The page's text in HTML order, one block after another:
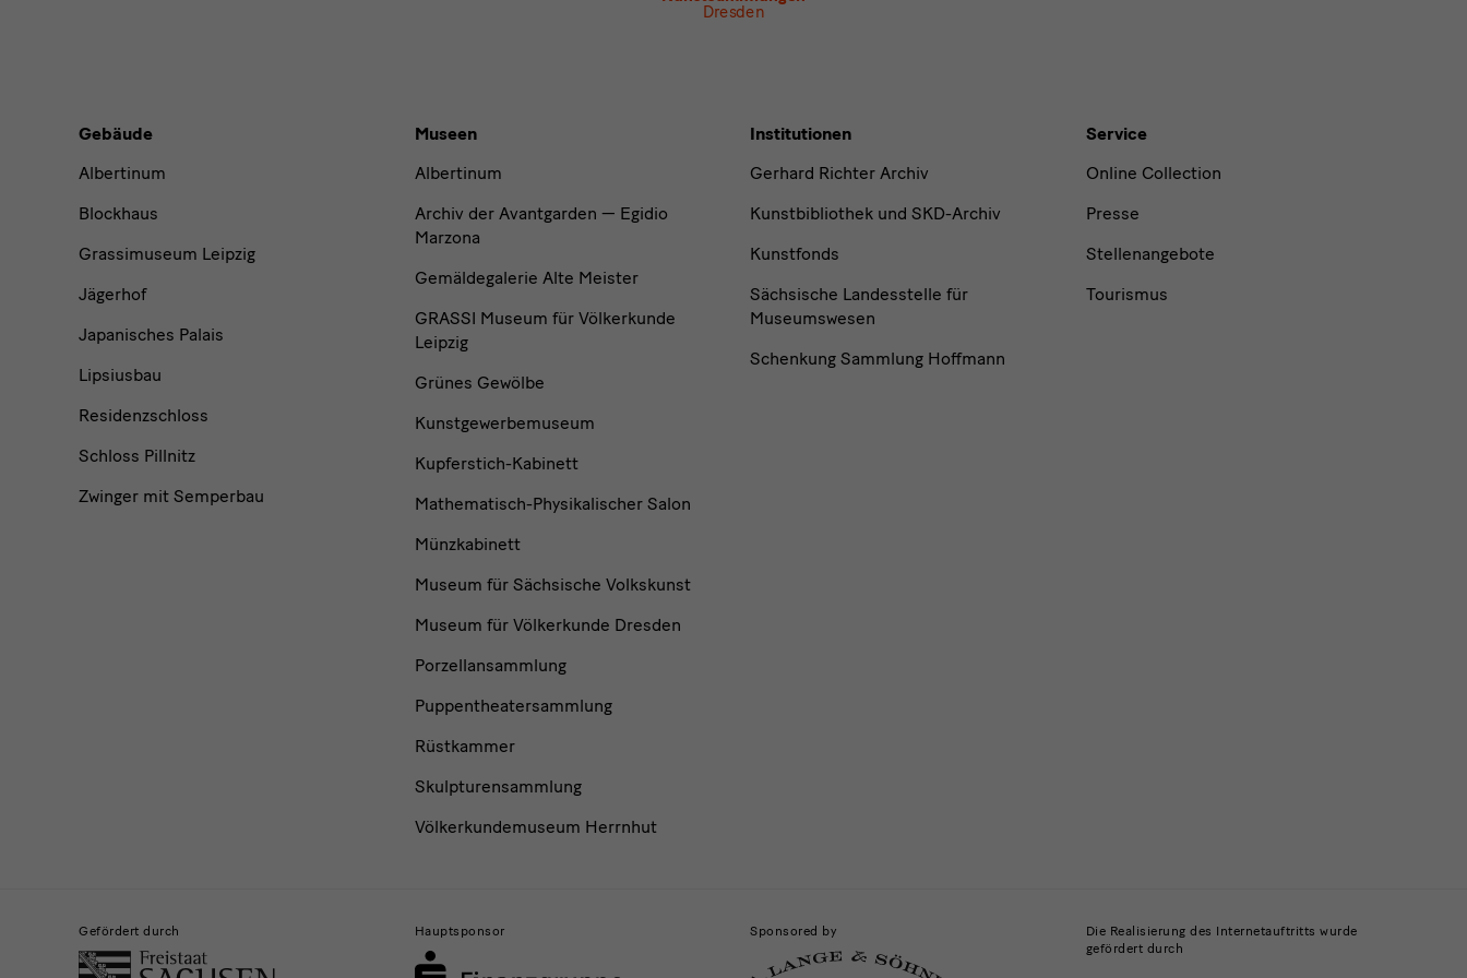
Dresden
Gebäude,
Museen
und
Institutionen
Gebäude
Albertinum
Blockhaus
Grassimuseum Leipzig
Jägerhof
Japanisches Palais
Lipsiusbau
Residenzschloss
Schloss Pillnitz
Zwinger mit Semperbau
Museen
Albertinum
Archiv der Avantgarden — Egidio
Marzona
Gemäldegalerie Alte Meister
GRASSI Museum für Völkerkunde
Leipzig
Grünes Gewölbe
Kunstgewerbemuseum
Kupferstich-Kabinett
Mathematisch-Physikalischer Salon
Münzkabinett
Museum für Sächsische Volkskunst
Museum für Völkerkunde Dresden
Porzellansammlung
Puppentheatersammlung
Rüstkammer
Skulpturensammlung
Völkerkundemuseum Herrnhut
Institutionen
Gerhard Richter Archiv
Kunstbibliothek und SKD-Archiv
Kunstfonds
Sächsische Landesstelle für
Museumswesen
Schenkung Sammlung Hoffmann
Service
Online Collection
Presse
Stellenangebote
Tourismus
Gefördert durch Hauptsponsor Sponsored by
Die Realisierung des Internetauftritts wurde
gefördert durch